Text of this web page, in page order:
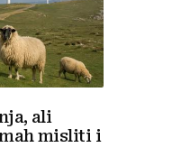
ali
misliti i